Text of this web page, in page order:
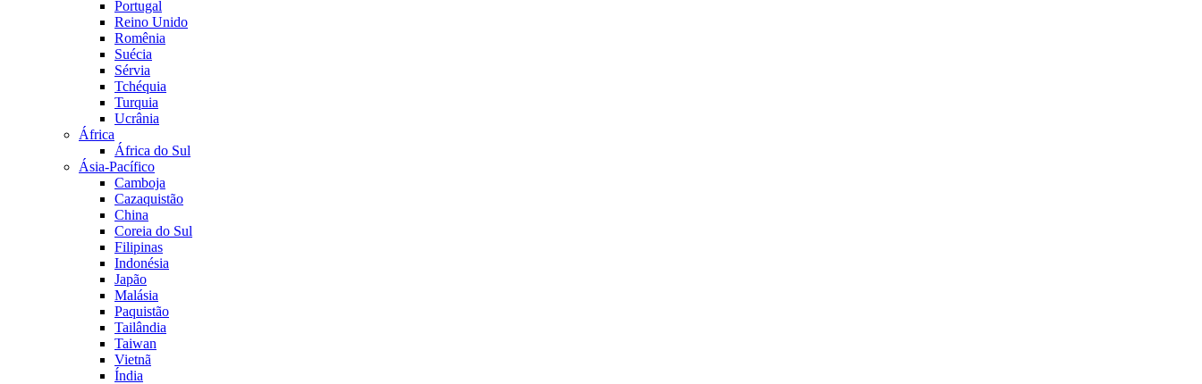
Portugal
Reino Unido
Romênia
Suécia
Sérvia
Tchéquia
Turquia
Ucrânia
África
África do Sul
Ásia-Pacífico
Camboja
Cazaquistão
China
Coreia do Sul
Filipinas
Indonésia
Japão
Malásia
Paquistão
Tailândia
Taiwan
Vietnã
Índia